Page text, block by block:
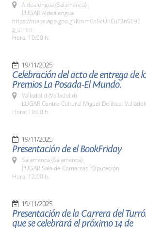
Aldealengua (Salamanca)
LUGAR Aldealengua
https://maps.app.goo.gl/KmmCn5cUhCuT3nSC9?
g_st=im
Hora: 10:00 h.
19/11/2025
Celebración del acto de entrega de
Premios La Posada-El Mundo.
Valladolid (Valladolid)
LUGAR Centro Cultural Miguel Delibes.
Hora: 19:00 h
19/11/2025
Presentación de el BookFriday
Salamanca (Salamanca)
LUGAR Sala de Comarcas. Diputación
Hora: 12:00 h.
19/11/2025
Presentación de la Carrera del
que se celebrará el próximo 14 de